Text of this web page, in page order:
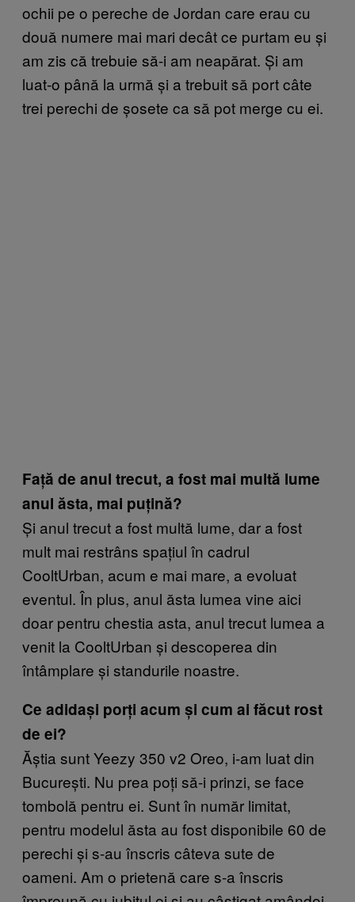
ochii pe o pereche de Jordan care erau cu
două numere mai mari decât ce purtam eu și
am zis că trebuie să-i am neapărat. Și am
luat-o până la urmă și a trebuit să port câte
trei perechi de șosete ca să pot merge cu ei.
Față de anul trecut, a fost mai multă lume
anul ăsta, mai puțină?
Și anul trecut a fost multă lume, dar a fost
mult mai restrâns spațiul în cadrul
CooltUrban, acum e mai mare, a evoluat
eventul. În plus, anul ăsta lumea vine aici
doar pentru chestia asta, anul trecut lumea a
venit la CooltUrban și descoperea din
întâmplare și standurile noastre.
Ce adidași porți acum și cum ai făcut rost
de ei?
Ăștia sunt Yeezy 350 v2 Oreo, i-am luat din
București. Nu prea poți să-i prinzi, se face
tombolă pentru ei. Sunt în număr limitat,
pentru modelul ăsta au fost disponibile 60 de
perechi și s-au înscris câteva sute de
oameni. Am o prietenă care s-a înscris